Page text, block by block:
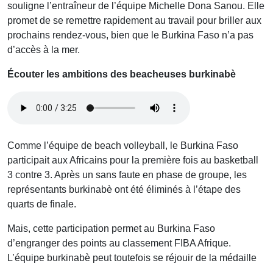
souligne l’entraîneur de l’équipe Michelle Dona Sanou. Elle
promet de se remettre rapidement au travail pour briller aux
prochains rendez-vous, bien que le Burkina Faso n’a pas
d’accès à la mer.
Écouter les ambitions des beacheuses burkinabè
Comme l’équipe de beach volleyball, le Burkina Faso
participait aux Africains pour la première fois au basketball
3 contre 3. Après un sans faute en phase de groupe, les
représentants burkinabè ont été éliminés à l’étape des
quarts de finale.
Mais, cette participation permet au Burkina Faso
d’engranger des points au classement FIBA Afrique.
L’équipe burkinabè peut toutefois se réjouir de la médaille